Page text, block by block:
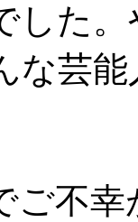
した
な芸
ご不